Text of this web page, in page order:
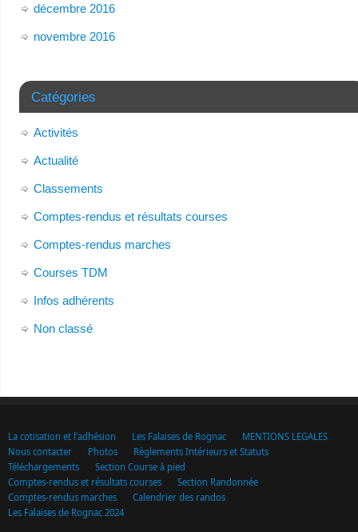
décembre 2016
novembre 2016
Catégories
Activités
Actualité
Classements
Comptes-rendus et résultats courses
Comptes-rendus marches
Courses TDM
Infos adhérents
Non classé
La cotisation et l’adhésion Les Falaises de Rognac
MENTIONS LEGALES
Nous contacter
Photos
Règlements Intérieurs et Statuts
Téléchargements
Section Course à pied
Comptes-rendus et résultats courses
Section Randonnée
Comptes-rendus marches
Calendrier des randos
Les Falaises de Rognac 2024